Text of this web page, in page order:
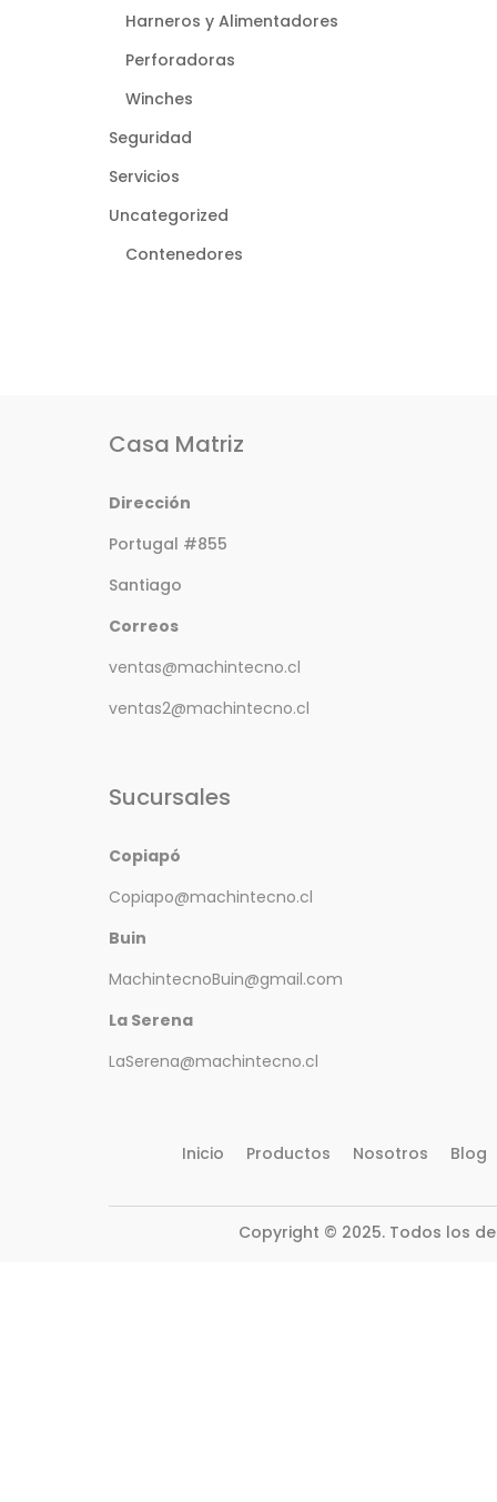
Harneros y Alimentadores
Perforadoras
Winches
Seguridad
Servicios
Uncategorized
Contenedores
Casa Matriz
Dirección
Portugal #855
Santiago
Correos
ventas@machintecno.cl
ventas2@machintecno.cl
Sucursales
Copiapó
Copiapo@machintecno.cl
Buin
MachintecnoBuin@gmail.com
La Serena
LaSerena@machintecno.cl
Inicio Productos Nosotros Blog
Copyright © 2025. Todos los